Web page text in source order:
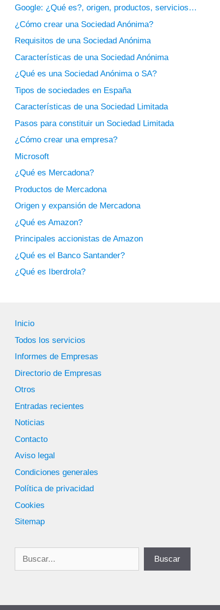
Google: ¿Qué es?, origen, productos, servicios…
¿Cómo crear una Sociedad Anónima?
Requisitos de una Sociedad Anónima
Características de una Sociedad Anónima
¿Qué es una Sociedad Anónima o SA?
Tipos de sociedades en España
Características de una Sociedad Limitada
Pasos para constituir un Sociedad Limitada
¿Cómo crear una empresa?
Microsoft
¿Qué es Mercadona?
Productos de Mercadona
Origen y expansión de Mercadona
¿Qué es Amazon?
Principales accionistas de Amazon
¿Qué es el Banco Santander?
¿Qué es Iberdrola?
Inicio
Todos los servicios
Informes de Empresas
Directorio de Empresas
Otros
Entradas recientes
Noticias
Contacto
Aviso legal
Condiciones generales
Política de privacidad
Cookies
Sitemap
Buscar